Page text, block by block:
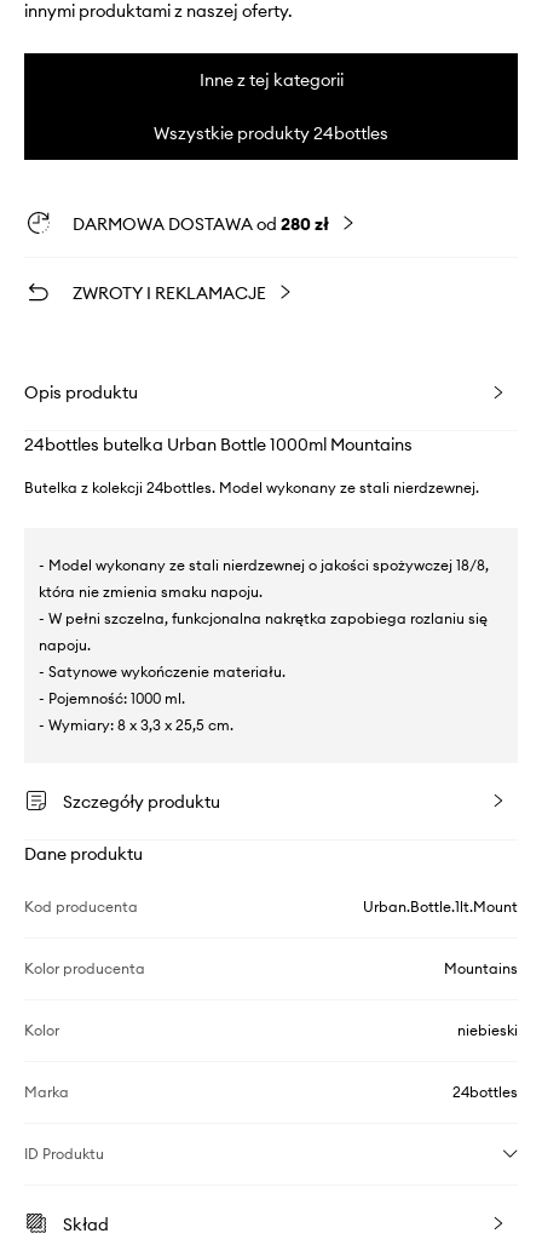
innymi produktami z naszej oferty.
Inne z tej kategorii
Wszystkie produkty 24bottles
DARMOWA DOSTAWA od 280 zł
ZWROTY I REKLAMACJE
Opis produktu
24bottles butelka Urban Bottle 1000ml Mountains
Butelka z kolekcji 24bottles. Model wykonany ze stali nierdzewnej.
- Model wykonany ze stali nierdzewnej o jakości spożywczej 18/8,
która nie zmienia smaku napoju.
- W pełni szczelna, funkcjonalna nakrętka zapobiega rozlaniu się
napoju.
- Satynowe wykończenie materiału.
- Pojemność: 1000 ml.
- Wymiary: 8 x 3,3 x 25,5 cm.
Szczegóły produktu
Dane produktu
Kod producenta Urban.Bottle.1lt.Mount
Kolor producenta Mountains
Kolor niebieski
Marka 24bottles
ID Produktu
Skład